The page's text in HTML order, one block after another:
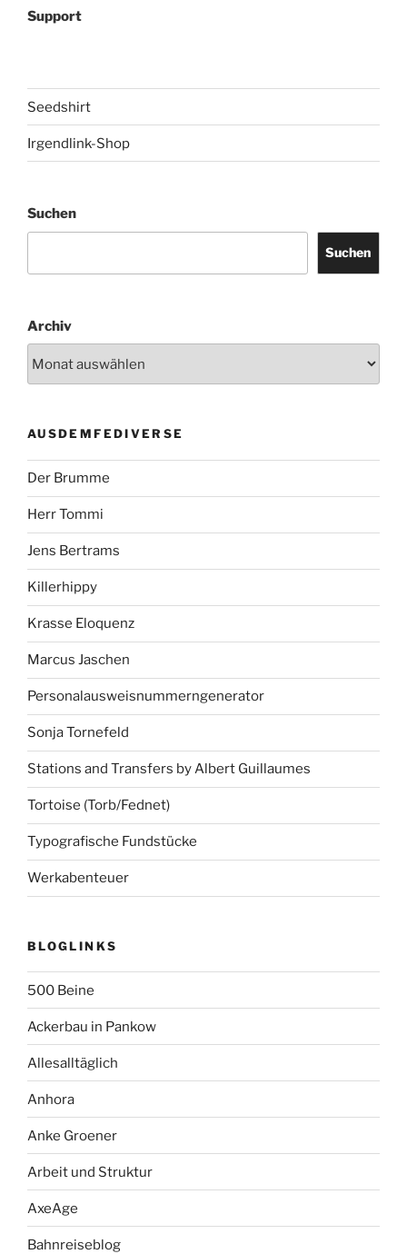
Support
Seedshirt
Irgendlink-Shop
Suchen
Suchen
Archiv
AUSDEMFEDIVERSE
Der Brumme
Herr Tommi
Jens Bertrams
Killerhippy
Krasse Eloquenz
Marcus Jaschen
Personalausweisnummerngenerator
Sonja Tornefeld
Stations and Transfers by Albert Guillaumes
Tortoise (Torb/Fednet)
Typografische Fundstücke
Werkabenteuer
BLOGLINKS
500 Beine
Ackerbau in Pankow
Allesalltäglich
Anhora
Anke Groener
Arbeit und Struktur
AxeAge
Bahnreiseblog